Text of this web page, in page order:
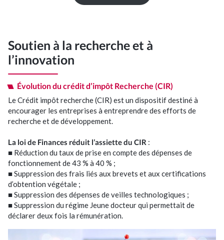
Soutien à la recherche et à
l’innovation
Évolution du crédit d’impôt Recherche (CIR)
Le Crédit impôt recherche (CIR) est un dispositif destiné à
encourager les entreprises à entreprendre des efforts de
recherche et de développement.
La loi de Finances réduit l’assiette du CIR :
■ Réduction du taux de prise en compte des dépenses de
fonctionnement de 43 % à 40 % ;
■ Suppression des frais liés aux brevets et aux certifications
d’obtention végétale ;
■ Suppression des dépenses de veilles technologiques ;
■ Suppression du régime Jeune docteur qui permettait de
déclarer deux fois la rémunération.